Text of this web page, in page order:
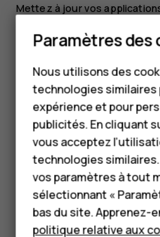
Téléphones
Accessoires
HMD Terra M
Pour les
Tablettes
Boutique
Mettez à jour vos
correctifs de bogue.
jeuxpour voir les mises
Appuyez sur
jour est disponible, puis
Vous pouvez également
applications en même
jeux, appuyez surTOUT
Supprimer des
Appuyez sur Play Store>menu
Paramètres des
Nous utilisons des
technologies
expérience et pour
publicités. En cliquant
vous acceptez
technologies
vos paramètres à tout
sélectionnant «
bas du site. Apprenez-
politique relative aux